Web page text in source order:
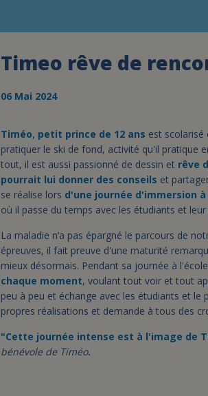
Timeo rêve de
06 Mai 2024
Timéo, petit prince de 12 ans est scolarisé
pratiquer le ski de fond, activité qu'il pratique
tout, il est aussi passionné de dessin et rêve
pourrait lui donner des conseils et
se réalise lors d'une journée d'immersion
où il passe du temps avec les étudiants et
La maladie n’a pas épargné le parcours de
épreuves, il fait preuve d'une maturité
mieux désormais. Pendant sa journée à
chaque moment, voulant tout voir et tout
peu à peu et échange avec les étudiants et le
propres réalisations et demande à tous des
"Cette journée intense est à l'image de
bénévole de Timéo.